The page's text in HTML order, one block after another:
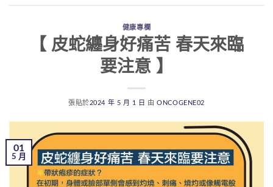
健康專欄
【 皮蛇纏身好痛苦 春天來臨
要注意 】
張貼於2024 年 5 月 1 日 由ONCOGENE02
01
5 月